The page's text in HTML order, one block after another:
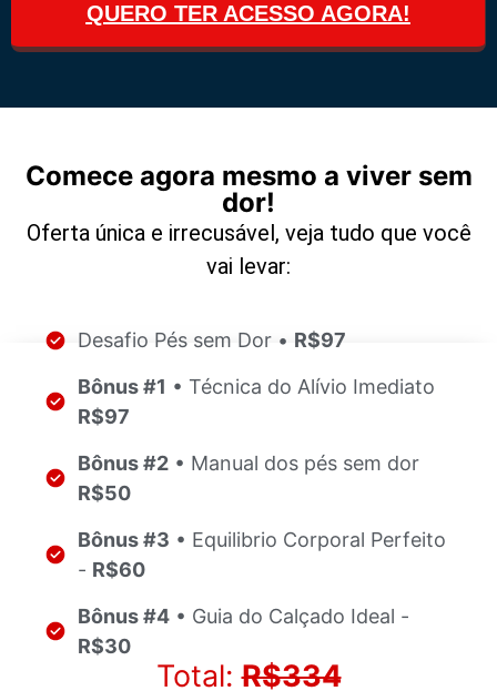
QUERO TER ACESSO AGORA!
Comece agora mesmo a viver sem
dor!
Oferta única e irrecusável, veja tudo que você
vai levar:
Desafio Pés sem Dor • R$97
Bônus #1 • Técnica do Alívio Imediato
R$97
Bônus #2 • Manual dos pés sem dor
R$50
Bônus #3 • Equilibrio Corporal Perfeito
- R$60
Bônus #4 • Guia do Calçado Ideal -
R$30
Total:R$334